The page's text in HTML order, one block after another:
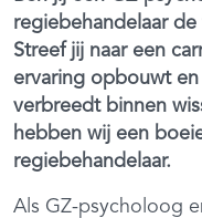
regiebehandelaar
Streef jij naar een
ervaring opbouwt
verbreedt binnen
hebben wij een
regiebehandelaar.
Als GZ-psycholoog